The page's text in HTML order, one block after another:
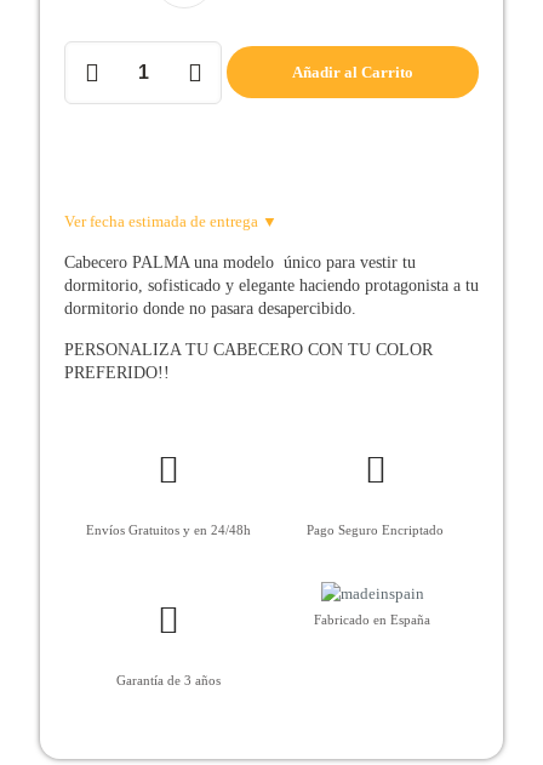
Cabecero
cama
Añadir al Carrito
Ver fecha estimada de entrega ▼
Cabecero PALMA una modelo único para vestir tu
dormitorio, sofisticado y elegante haciendo protagonista a tu
dormitorio donde no pasara desapercibido.
PERSONALIZA TU CABECERO CON TU COLOR
PREFERIDO!!
Envíos Gratuitos y en 24/48h Pago Seguro Encriptado
Garantía de 3 años
Fabricado en España